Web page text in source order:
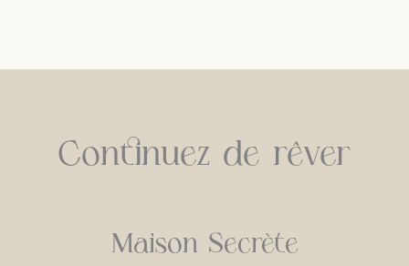
Continuez de rêver
Maison Secrète